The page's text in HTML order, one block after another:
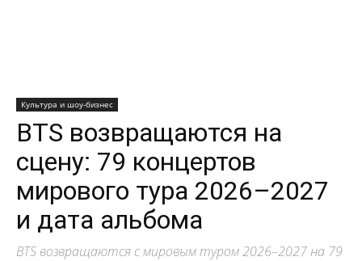
Культура и шоу-бизнес
BTS возвращаются на
сцену: 79 концертов
мирового тура 2026–2027
и дата альбома
BTS возвращаются с мировым туром 2026–2027 на 79